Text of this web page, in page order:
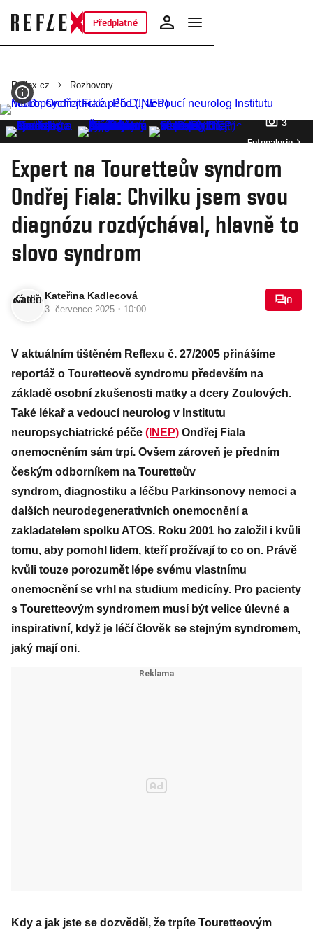
Předplatné
Reflex.cz Rozhovory
3
Fotogalerie
Expert na Touretteův syndrom
Ondřej Fiala: Chvilku jsem svou
diagnózu rozdýchával, hlavně to
slovo syndrom
Kateřina Kadlecová
3. července 2025 · 10:00
0
V aktuálním tištěném Reflexu č. 27/2005 přinášíme
reportáž o Touretteově syndromu především na
základě osobní zkušenosti matky a dcery Zoulových.
Také lékař a vedoucí neurolog v Institutu
neuropsychiatrické péče (INEP) Ondřej Fiala
onemocněním sám trpí. Ovšem zároveň je předním
českým odborníkem na Touretteův
syndrom, diagnostiku a léčbu Parkinsonovy nemoci a
dalších neurodegenerativních onemocnění a
zakladatelem spolku ATOS. Roku 2001 ho založil i kvůli
tomu, aby pomohl lidem, kteří prožívají to co on. Právě
kvůli touze porozumět lépe svému vlastnímu
onemocnění se vrhl na studium medicíny. Pro pacienty
s Touretteovým syndromem musí být velice úlevné a
inspirativní, když je léčí člověk se stejným syndromem,
jaký mají oni.
Kdy a jak jste se dozvěděl, že trpíte Touretteovým